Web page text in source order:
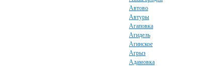
Автово
Автуры
Агаповка
Агидель
Агинское
Агрыз
Адамовка